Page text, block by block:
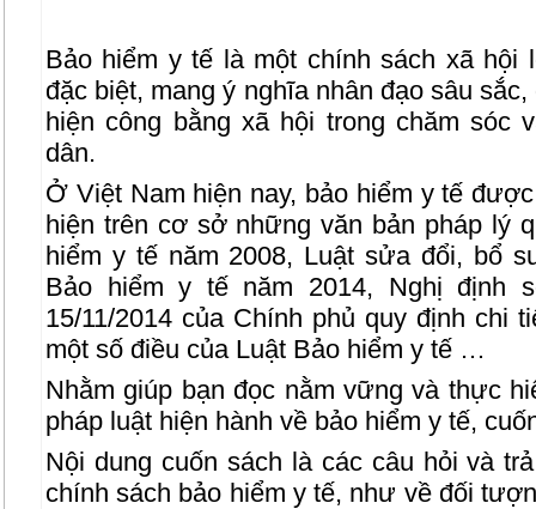
Bảo hiểm y tế là một chính sách xã hội
đặc biệt, mang ý nghĩa nhân đạo sâu
hiện công bằng xã hội trong chăm sóc
dân.
Ở Việt Nam hiện nay, bảo hiểm y tế
hiện trên cơ sở những văn bản pháp lý
hiểm y tế năm 2008, Luật sửa đổi, bổ
Bảo hiểm y tế năm 2014, Nghị định
15/11/2014 của Chính phủ quy định chi
một số điều của Luật Bảo hiểm y tế …
Nhằm giúp bạn đọc nằm vững và thực
pháp luật hiện hành về bảo hiểm y tế,
Nội dung cuốn sách là các câu hỏi và
chính sách bảo hiểm y tế, như về đối